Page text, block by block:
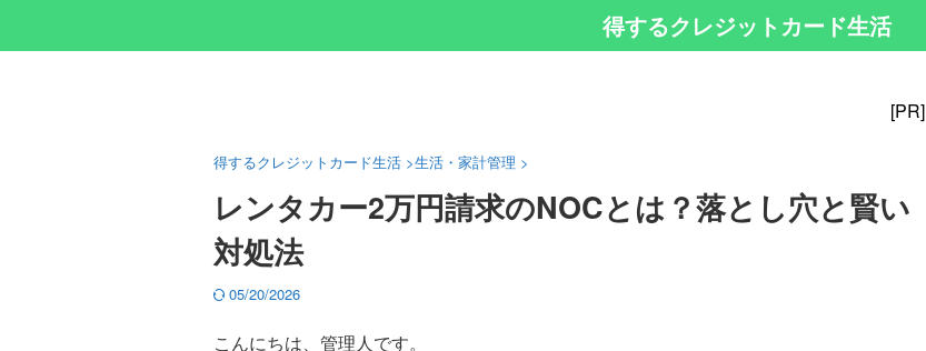
得するクレジットカード生活
[PR]
得するクレジットカード生活 >生活・家計管理 >
レンタカー2万円請求のNOCとは？落とし穴と賢い
対処法
05/20/2026
こんにちは、管理人です。